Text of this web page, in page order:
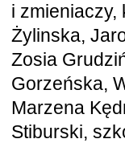
i zmieniaczy,
Żylinska,
Zosia
Gorzeńska,
Marzena
Stiburski,